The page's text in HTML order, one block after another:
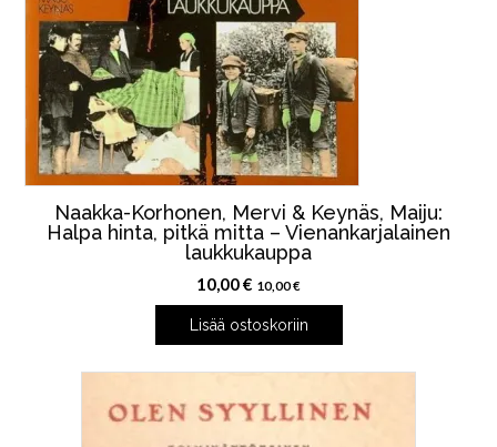
Naakka-Korhonen, Mervi & Keynäs, Maiju:
Halpa hinta, pitkä mitta – Vienankarjalainen
laukkukauppa
10,00€ 10,00€
Lisää ostoskoriin